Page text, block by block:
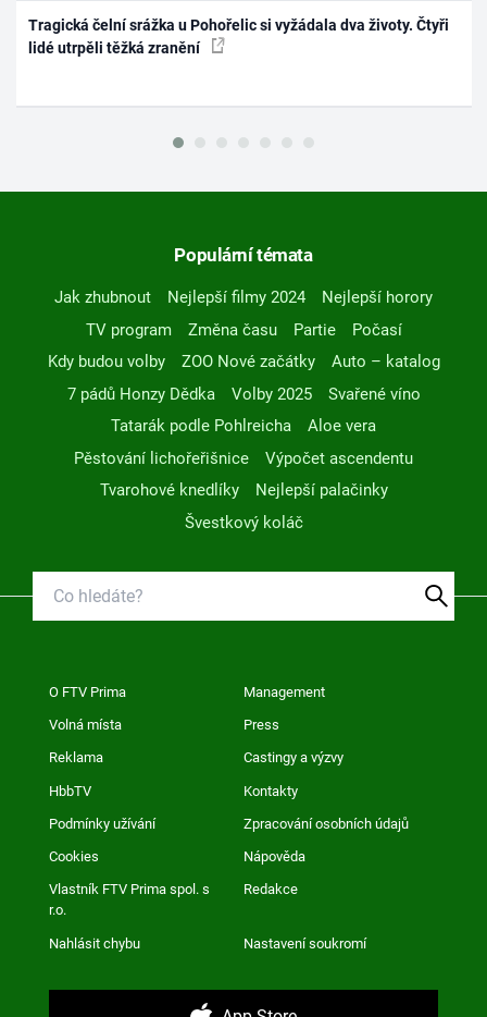
Tragická čelní srážka u Pohořelic si vyžádala dva životy. Čtyři
lidé utrpěli těžká zranění
Populární témata
Jak zhubnout Nejlepší filmy 2024
Nejlepší horory
TV program
Změna času Partie
Počasí
Kdy budou volby
ZOO Nové začátky
Auto – katalog
7 pádů Honzy Dědka
Volby 2025
Svařené víno
Tatarák podle Pohlreicha
Aloe vera
Pěstování lichořeřišnice
Výpočet ascendentu
Tvarohové knedlíky
Nejlepší palačinky
Švestkový koláč
O FTV Prima Management
Volná místa Press
Reklama Castingy a výzvy
HbbTV Kontakty
Podmínky užívání Zpracování osobních údajů
Cookies Nápověda
Vlastník FTV Prima spol. s
r.o.
Redakce
Nahlásit chybu Nastavení soukromí